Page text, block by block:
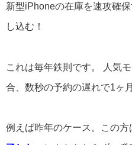
新型iPhoneの在庫を速攻確
し込む！
これは毎年鉄則です。 人気
合、数秒の予約の遅れで1ヶ
例えば昨年のケース。この方